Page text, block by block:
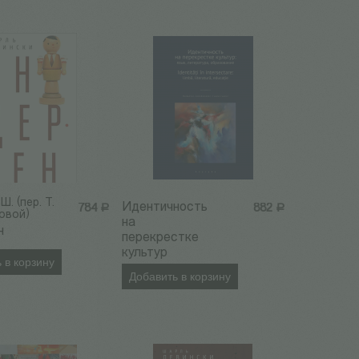
784 Р
Ш. (пер. Т.
в корзину
882 Р
Идентичность
на
перекрестке
культур
Добавить в корзину